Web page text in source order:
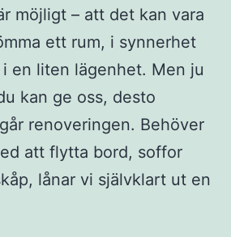
möjligt – att det kan vara
ett rum, i synnerhet
en liten lägenhet. Men ju
kan ge oss, desto
renoveringen. Behöver
att flytta bord, soffor
lånar vi självklart ut en